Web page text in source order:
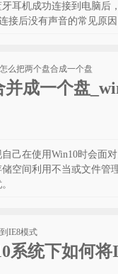
耳机成功连接到电脑后
接后没有声音的常见原
成一个盘
己在使用Win10时会面
空间利用不当或文件管
系统下如何